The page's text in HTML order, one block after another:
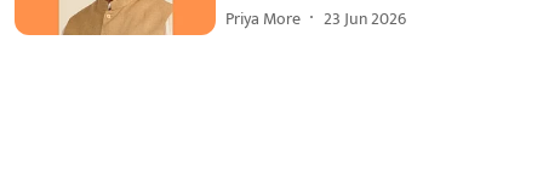
Priya More 23 Jun 2026